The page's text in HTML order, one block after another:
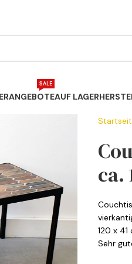
SALE
AUF LAGER
ca.
120 x 41
Sehr